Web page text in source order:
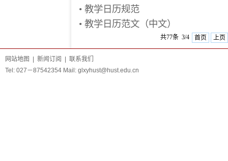
• 教学日历规范
• 教学日历范文（中文）
共77条 3/4 首页 上页
网站地图 新闻订阅
联系我们
Tel: 027－87542354 Mail: glxyhust@hust.edu.cn